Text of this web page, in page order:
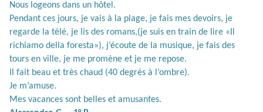
Nous logeons dans un hôtel.
Pendant ces jours, je vais à la plage, je fais mes devoirs, je
regarde la télé, je lis des romans,(je suis en train de lire «Il
richiamo della foresta»), j’écoute de la musique, je fais des
tours en ville, je me promène et je me repose.
Il fait beau et très chaud (40 degrés à l’ombre).
Je m’amuse.
Mes vacances sont belles et amusantes.